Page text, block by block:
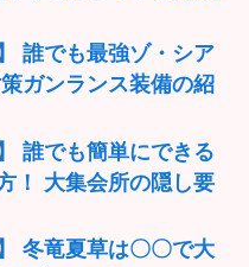
誰でも最強ゾ・シア
ガンランス装備の紹
誰でも簡単にできる
！ 大集会所の隠し要
冬竜夏草は〇〇で大